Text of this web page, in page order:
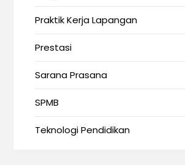
Praktik Kerja Lapangan
Prestasi
Sarana Prasana
SPMB
Teknologi Pendidikan